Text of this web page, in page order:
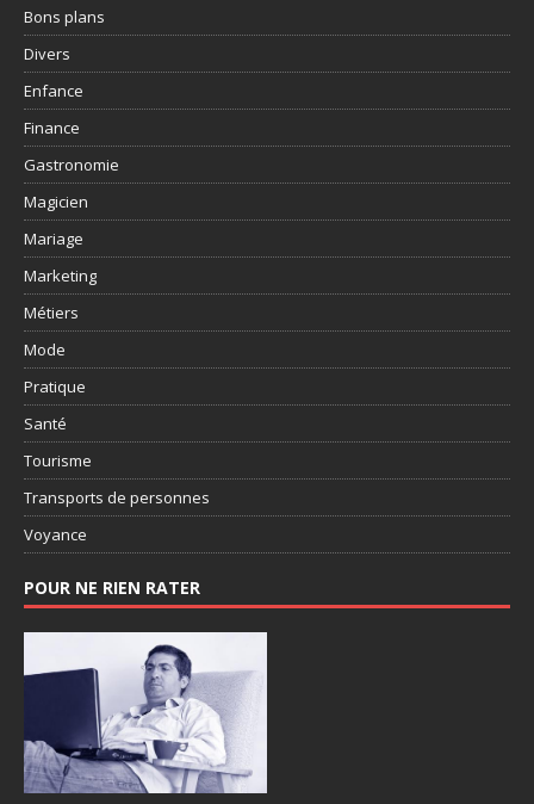
Bons plans
Divers
Enfance
Finance
Gastronomie
Magicien
Mariage
Marketing
Métiers
Mode
Pratique
Santé
Tourisme
Transports de personnes
Voyance
POUR NE RIEN RATER